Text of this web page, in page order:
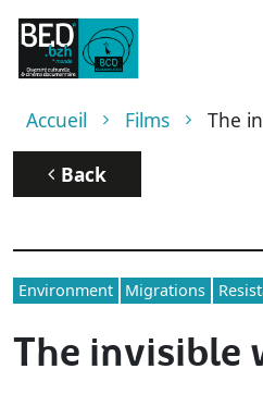
Skip to main content
Breadcrumb
Accueil Films The
Back
Environment Migrations
The invisible